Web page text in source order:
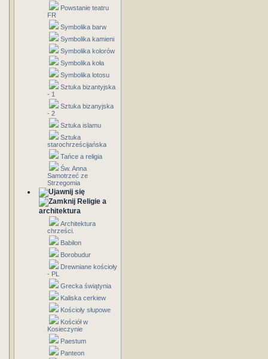
Powstanie teatru
FR
Symbolika barw
Symbolika kamieni
Symbolika kolorów
Symbolika koła
Symbolika lotosu
Sztuka bizantyjska
- 1
Sztuka bizanyjska
- 2
Sztuka islamu
Sztuka
starochrześcijańska
Tańce a religia
Św. Anna
Samotrzeć ze
Strzegomia
Religie a
architektura
Architektura
chrześci.
Babilon
Borobudur
Drewniane kościoły
- PL
Grecka świątynia
Kaliska cerkiew
Kościoły słupowe
Kościół w
Kosieczynie
Paestum
Panteon